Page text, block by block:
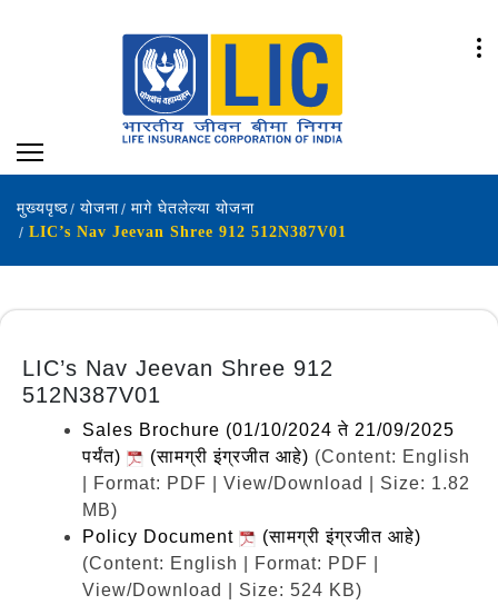
मुख्यपृष्ठ योजना
मागे घेतलेल्या योजना
LIC’s Nav Jeevan Shree 912 512N387V01
LIC’s Nav Jeevan Shree 912
512N387V01
Sales Brochure (01/10/2024 ते 21/09/2025
पर्यंत)
(सामग्री इंग्रजीत आहे) (Content: English
| Format: PDF | View/Download | Size: 1.82
MB)
Policy Document
(सामग्री इंग्रजीत आहे)
(Content: English | Format: PDF |
View/Download | Size: 524 KB)